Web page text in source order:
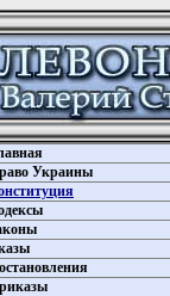
Украины